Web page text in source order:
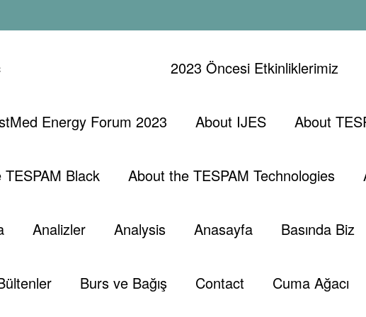
2023 Öncesi Etkinliklerimiz
Energy Forum 2023 About IJES About
Black About the TESPAM Technologies
Analizler Analysis Anasayfa Basında Biz
Burs ve Bağış Contact Cuma Ağacı
Selman Bin Abdülaziz,Veliaht Muhammed Bin Selman Kimdi